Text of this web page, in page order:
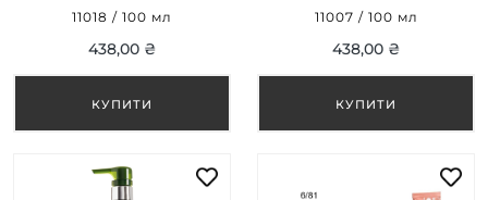
CHOCOLATE 100ML
11018 / 100 мл
438,00 ₴
100ML
11007 / 100 мл
438,00 ₴